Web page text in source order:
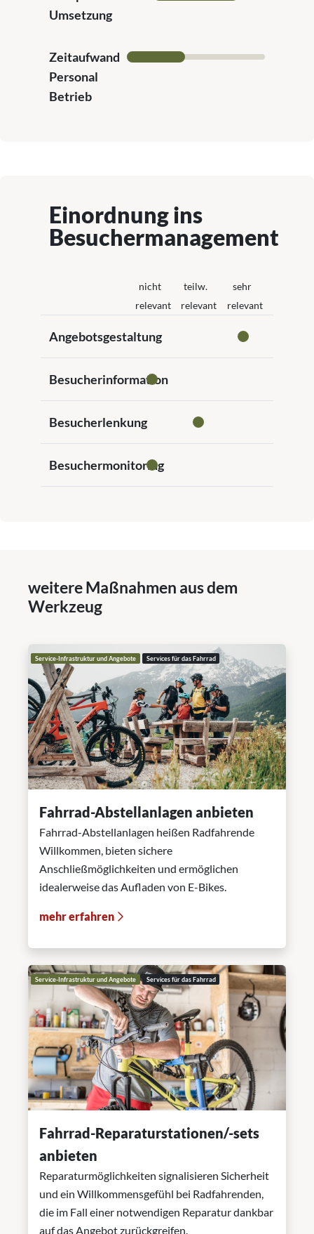
Umsetzung
Zeitaufwand
Personal
Betrieb
Einordnung ins
Besuchermanagement
nicht
relevant
teilw.
relevant
sehr
relevant
Angebotsgestaltung
Besucherinformation
Besucherlenkung
Besuchermonitoring
weitere Maßnahmen aus dem
Werkzeug
Service-Infrastruktur und Angebote Services für das Fahrrad
Fahrrad-Abstellanlagen anbieten
Fahrrad-Abstellanlagen heißen Radfahrende
Willkommen, bieten sichere
Anschließmöglichkeiten und ermöglichen
idealerweise das Aufladen von E-Bikes.
mehr erfahren
Service-Infrastruktur und Angebote Services für das Fahrrad
Fahrrad-Reparaturstationen/-sets
anbieten
Reparaturmöglichkeiten signalisieren Sicherheit
und ein Willkommensgefühl bei Radfahrenden,
die im Fall einer notwendigen Reparatur dankbar
auf das Angebot zurückgreifen.